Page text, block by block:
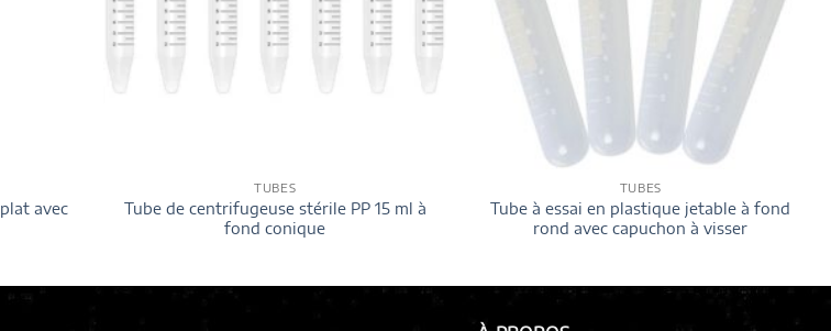
avec
TUBES
Tube de centrifugeuse stérile PP 15 ml à
fond conique
TUBES
Tube à essai en plastique jetable à fond
rond avec capuchon à visser